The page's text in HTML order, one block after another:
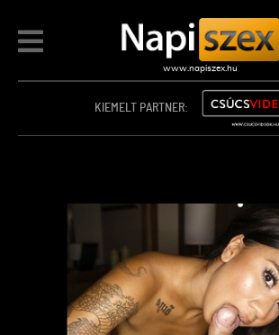
KIEMELT PARTNER: